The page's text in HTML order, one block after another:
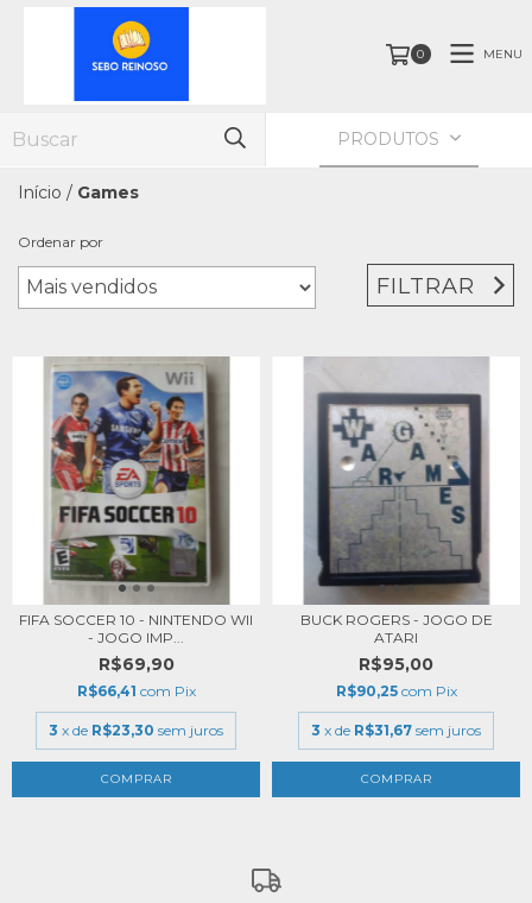
0 MENU
PRODUTOS
Início / Games
Ordenar por
FILTRAR
FIFA SOCCER 10 - NINTENDO WII
- JOGO IMP...
R$69,90
R$66,41 com Pix
3 x de R$23,30 sem juros
BUCK ROGERS - JOGO DE
ATARI
R$95,00
R$90,25 com Pix
3 x de R$31,67 sem juros